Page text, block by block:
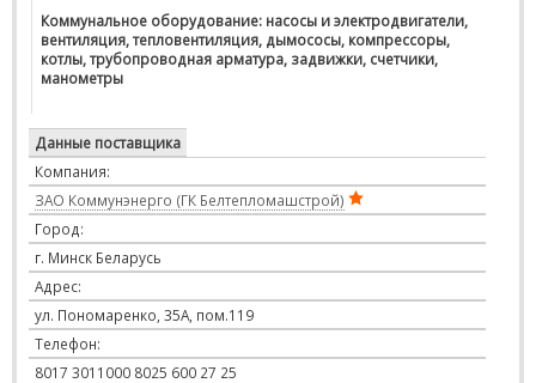
Коммунальное оборудование: насосы и электродвигатели,
вентиляция, тепловентиляция, дымососы, компрессоры,
котлы, трубопроводная арматура, задвижки, счетчики,
манометры
Данные поставщика
Компания:
ЗАО Коммунэнерго (ГК Белтепломашстрой)
Город:
г. Минск Беларусь
Адрес:
ул. Пономаренко, 35А, пом.119
Телефон:
8017 3011000 8025 600 27 25